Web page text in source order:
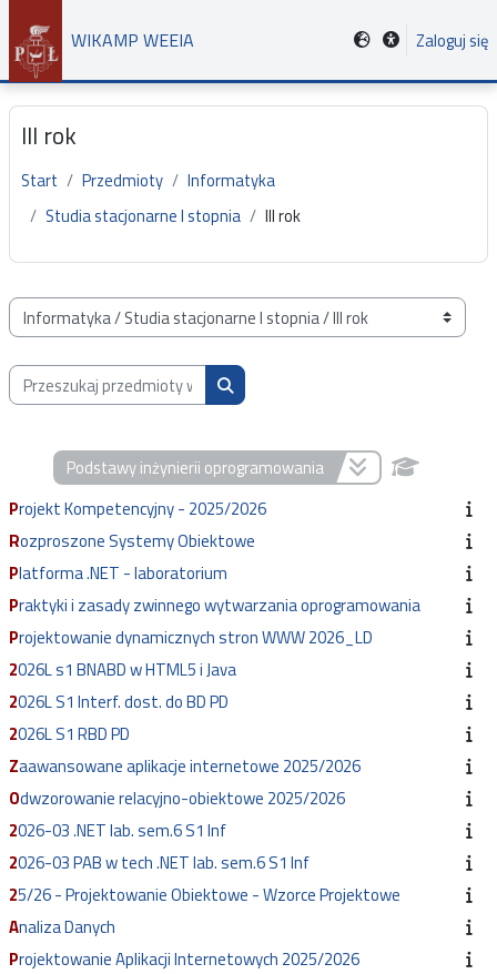
Przejdź do głównej zawartości
WIKAMP WEEIA Zaloguj się
III rok
Start Przedmioty
Informatyka
Studia stacjonarne I stopnia
III rok
Kategorie przedmiotów
Przeszukaj przedmioty wg nazwy, opisu lub prowadzącego
Przeszukaj przedmioty wg nazwy,
Podstawy inżynierii oprogramowania
Projekt Kompetencyjny - 2025/2026
Rozproszone Systemy Obiektowe
Platforma .NET - laboratorium
Praktyki i zasady zwinnego wytwarzania oprogramowania
Projektowanie dynamicznych stron WWW 2026_LD
2026L s1 BNABD w HTML5 i Java
2026L S1 Interf. dost. do BD PD
2026L S1 RBD PD
Zaawansowane aplikacje internetowe 2025/2026
Odwzorowanie relacyjno-obiektowe 2025/2026
2026-03 .NET lab. sem.6 S1 Inf
2026-03 PAB w tech .NET lab. sem.6 S1 Inf
25/26 - Projektowanie Obiektowe - Wzorce Projektowe
Analiza Danych
Projektowanie Aplikacji Internetowych 2025/2026